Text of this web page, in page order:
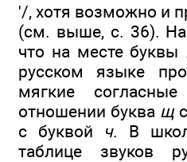
'/, хотя возможно и
(см. выше, с. 36).
что на месте буквы
русском языке
мягкие
отношении буква щ
с буквой
ч. В
таблице звуков